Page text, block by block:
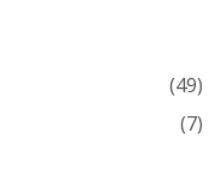
(49)
(7)